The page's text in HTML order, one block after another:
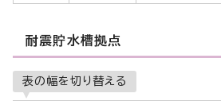
耐震貯水槽拠点
表の幅を切り替える